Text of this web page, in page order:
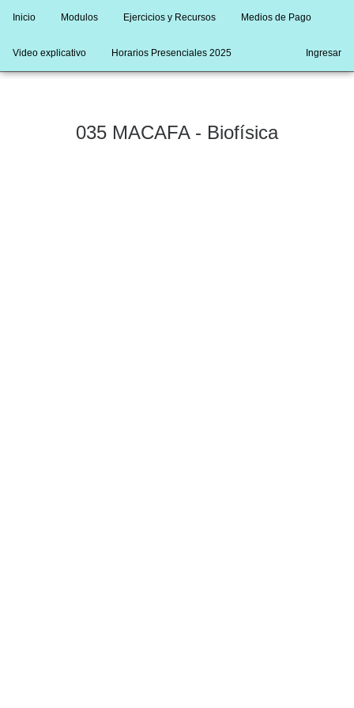
Inicio Modulos Ejercicios y Recursos Medios de Pago
Video explicativo Horarios Presenciales 2025 Ingresar
035 MACAFA - Biofísica